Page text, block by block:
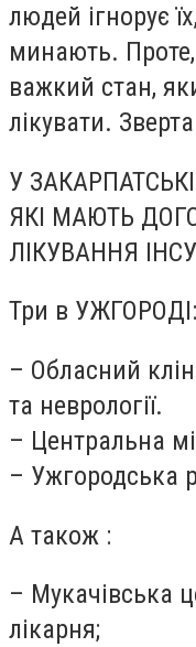
людей ігнорує
минають.
важкий стан,
лікувати.
У
ЯКІ МАЮТЬ
ЛІКУВАННЯ
Три в УЖГОРОДІ:
– Обласний
та неврології.
– Центральна
– Ужгородська
А також :
– Мукачівська
лікарня;